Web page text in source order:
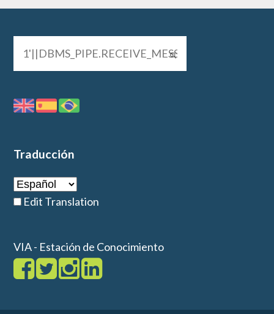
Traducción
Edit Translation
VIA - Estación de Conocimiento